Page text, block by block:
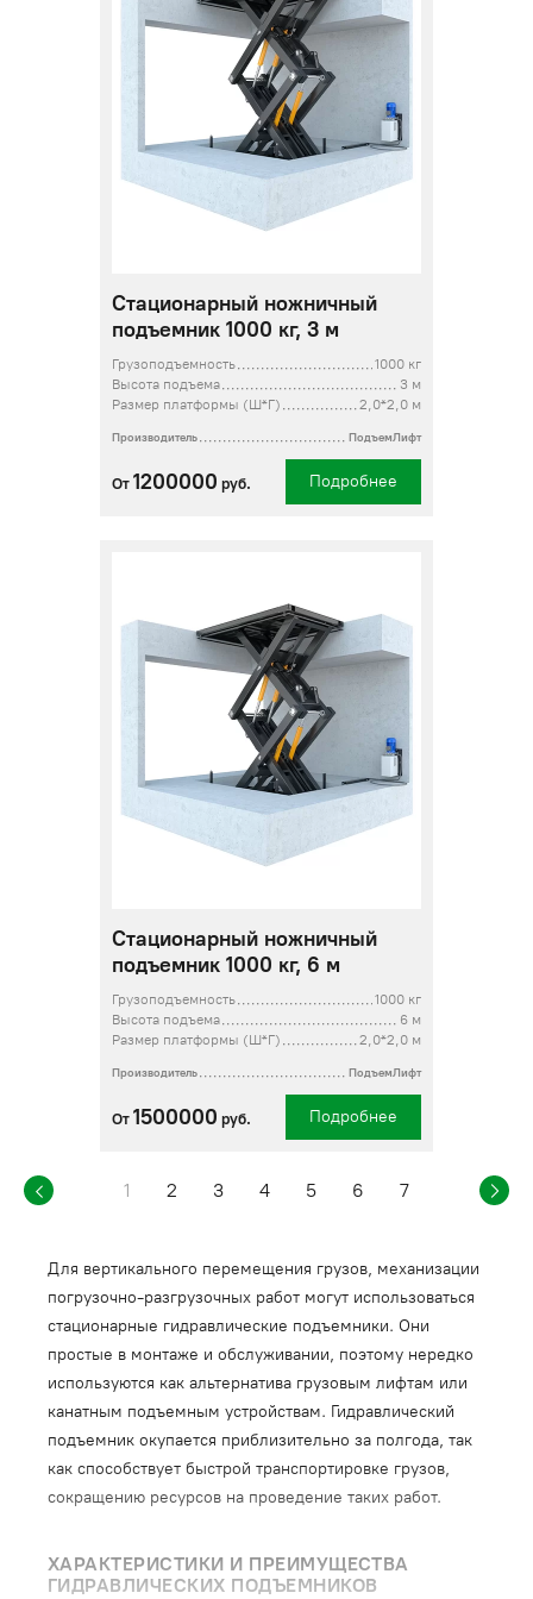
Стационарный ножничный
подъемник 1000 кг, 3 м
Грузоподъемность
1000 кг
Высота подъема
3 м
Размер платформы (Ш*Г)
2,0*2,0 м
Производитель ПодъемЛифт
От 1200000 руб. Подробнее
Стационарный ножничный
подъемник 1000 кг, 6 м
Грузоподъемность
1000 кг
Высота подъема
6 м
Размер платформы (Ш*Г)
2,0*2,0 м
Производитель ПодъемЛифт
От 1500000 руб. Подробнее
1 2 3 4 5 6 7
Для вертикального перемещения грузов, механизации
погрузочно-разгрузочных работ могут использоваться
стационарные гидравлические подъемники. Они
простые в монтаже и обслуживании, поэтому нередко
используются как альтернатива грузовым лифтам или
канатным подъемным устройствам. Гидравлический
подъемник окупается приблизительно за полгода, так
как способствует быстрой транспортировке грузов,
сокращению ресурсов на проведение таких работ.
ХАРАКТЕРИСТИКИ И ПРЕИМУЩЕСТВА
ГИДРАВЛИЧЕСКИХ ПОДЪЕМНИКОВ